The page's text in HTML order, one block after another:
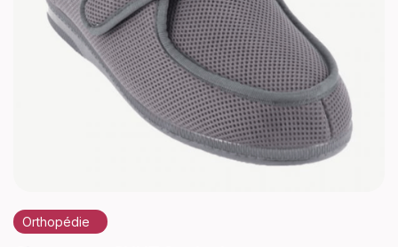
Orthopédie